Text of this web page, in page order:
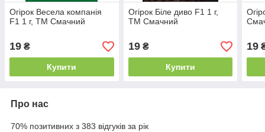
Огірок Весела компанія
F1 1 г, ТМ Смачний
19 ₴
Купити
Огірок Біле диво F1 1 г,
ТМ Смачний
19₴
Купити
19
Про нас
70% позитивних з 383 відгуків за рік